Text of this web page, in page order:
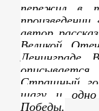
пережил в
автор
Великой
Ленинграде.
описывается
Страшный
шагу и
Победы.